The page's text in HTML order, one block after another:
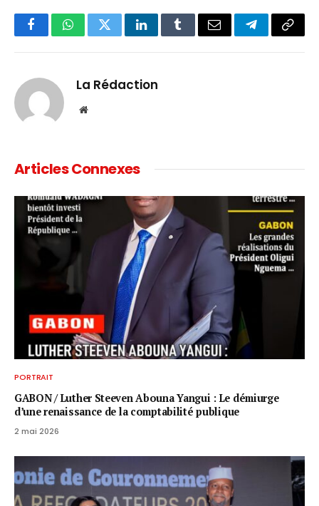
FacebookWhatsAppTwitterLinkedInTumblrEmail TelegramCopy
La Rédaction
Website
Articles Connexes
PORTRAIT
GABON / ​Luther Steeven Abouna Yangui : Le démiurge
d’une renaissance de la comptabilité publique
2 mai 2026